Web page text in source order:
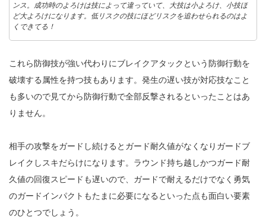
ンス。成功時のよろけは技によって違っていて、大技は小よろけ、小技ほ
ど大よろけになります。低リスクの技にほどリスクを追わせられるのはよ
くできてる！
これら防御技が強い代わりにブレイクアタックという防御行動を
破壊する属性を持つ技もあります。発生の遅い技が対応技なこと
も多いので見てから防御行動で全部反撃されるといったことはあ
りません。
相手の攻撃をガードし続けるとガード耐久値がなくなりガードブ
レイクしスキだらけになります。ラウンド持ち越しかつガード耐
久値の回復スピードも遅いので、ガードで耐えるだけでなく勇気
のガードインパクトもたまに必要になるといった点も面白い要素
のひとつでしょう。